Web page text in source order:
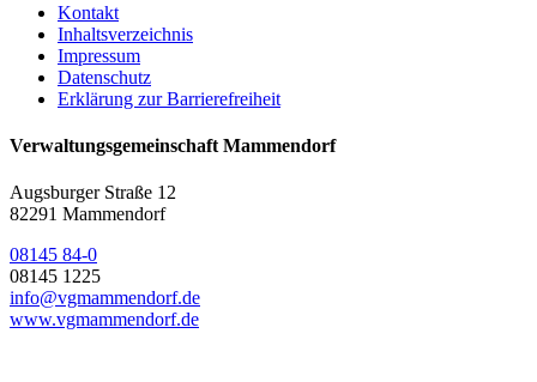
Kontakt
Inhaltsverzeichnis
Impressum
Datenschutz
Erklärung zur Barrierefreiheit
Verwaltungsgemeinschaft Mammendorf
Augsburger Straße 12
82291 Mammendorf
08145 84-0
08145 1225
info@vgmammendorf.de
www.vgmammendorf.de